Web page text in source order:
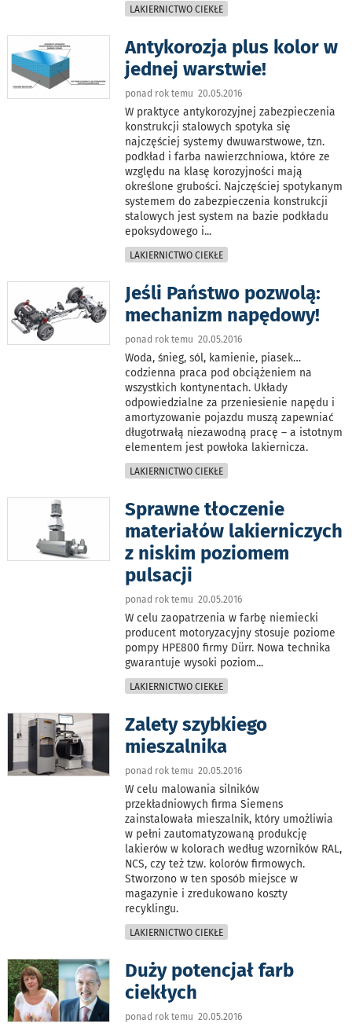
LAKIERNICTWO CIEKŁE
Antykorozja plus kolor w
jednej warstwie!
ponad rok temu 20.05.2016
W praktyce antykorozyjnej zabezpieczenia
konstrukcji stalowych spotyka się
najczęściej systemy dwuwarstwowe, tzn.
podkład i farba nawierzchniowa, które ze
względu na klasę korozyjności mają
określone grubości. Najczęściej spotykanym
systemem do zabezpieczenia konstrukcji
stalowych jest system na bazie podkładu
epoksydowego i...
LAKIERNICTWO CIEKŁE
Jeśli Państwo pozwolą:
mechanizm napędowy!
ponad rok temu 20.05.2016
Woda, śnieg, sól, kamienie, piasek…
codzienna praca pod obciążeniem na
wszystkich kontynentach. Układy
odpowiedzialne za przeniesienie napędu i
amortyzowanie pojazdu muszą zapewniać
długotrwałą niezawodną pracę – a istotnym
elementem jest powłoka lakiernicza.
LAKIERNICTWO CIEKŁE
Sprawne tłoczenie
materiałów lakierniczych
z niskim poziomem
pulsacji
ponad rok temu 20.05.2016
W celu zaopatrzenia w farbę niemiecki
producent motoryzacyjny stosuje poziome
pompy HPE800 firmy Dürr. Nowa technika
gwarantuje wysoki poziom...
LAKIERNICTWO CIEKŁE
Zalety szybkiego
mieszalnika
ponad rok temu 20.05.2016
W celu malowania silników
przekładniowych firma Siemens
zainstalowała mieszalnik, który umożliwia
w pełni zautomatyzowaną produkcję
lakierów w kolorach według wzorników RAL,
NCS, czy też tzw. kolorów firmowych.
Stworzono w ten sposób miejsce w
magazynie i zredukowano koszty
recyklingu.
LAKIERNICTWO CIEKŁE
Duży potencjał farb
ciekłych
ponad rok temu 20.05.2016